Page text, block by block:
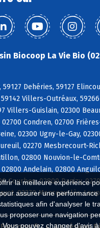
la meilleure expérience
assurer une
afin d'analyser le
proposer une navigation
Vous pouvez changer d'avis
Biocoop La Vie Bio
59127 Dehéries, 59127
Villers-Outréaux,
Villers-Guislain, 02300
02700 Condren, 02700
02300 Ugny-le-Gay,
02270 Mesbrecourt-
02800 Nouvion-le-
02800 Andelain, 02800
Courbes, 02800 Danizy,
02270 Monceau-lès-